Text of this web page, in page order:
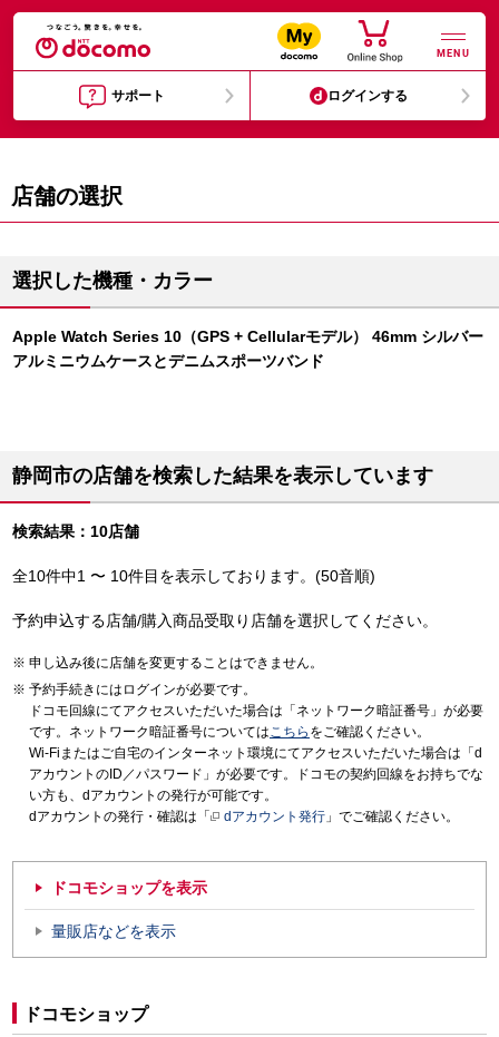
MENU
サポート ログインする
店舗の選択
選択した機種・カラー
Apple Watch Series 10（GPS + Cellularモデル） 46mm シルバー
アルミニウムケースとデニムスポーツバンド
静岡市の店舗を検索した結果を表示しています
検索結果：10店舗
全10件中1 〜 10件目を表示しております。(50音順)
予約申込する店舗/購入商品受取り店舗を選択してください。
申し込み後に店舗を変更することはできません。
予約手続きにはログインが必要です。
ドコモ回線にてアクセスいただいた場合は「ネットワーク暗証番号」が必要
です。ネットワーク暗証番号についてはこちら をご確認ください。
Wi-Fiまたはご自宅のインターネット環境にてアクセスいただいた場合は「d
アカウントのID／パスワード」が必要です。ドコモの契約回線をお持ちでな
い方も、dアカウントの発行が可能です。
dアカウントの発行・確認は「
dアカウント発行 」でご確認ください。
ドコモショップを表示
量販店などを表示
ドコモショップ